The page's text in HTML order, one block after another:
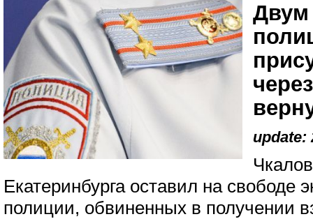
update:
Екатеринбурга оставил на свободе
полиции, обвиненных в получении